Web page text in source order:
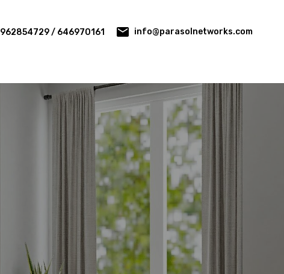
962854729 / 646970161 info@parasolnetworks.com